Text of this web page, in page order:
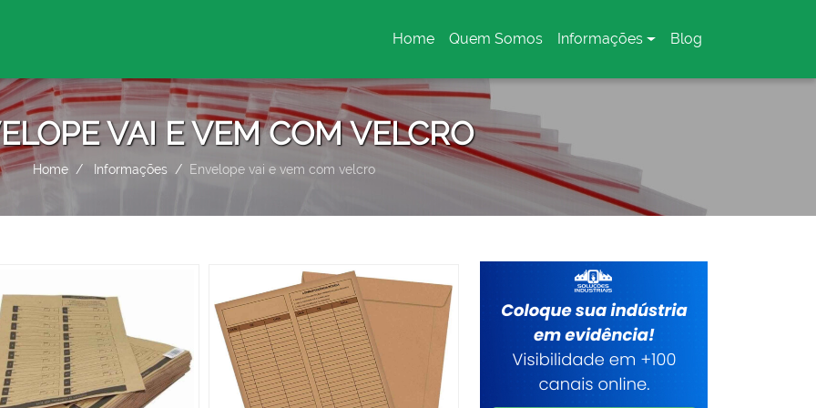
Home
(current)
Quem Somos Informações Blog
VAI E VEM COM VELCRO
Home Informações Envelope vai e vem com velcro